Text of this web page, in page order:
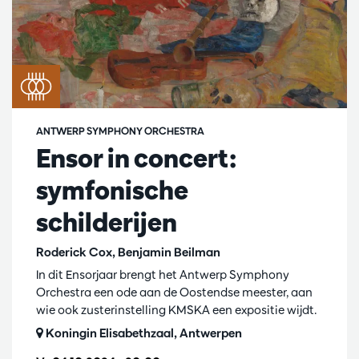
Ensor in concert:
symfonische
schilderijen
Roderick Cox, Benjamin Beilman
ANTWERP SYMPHONY ORCHESTRA
In dit Ensorjaar brengt het Antwerp Symphony
Orchestra een ode aan de Oostendse meester, aan
wie ook zusterinstelling KMSKA een expositie wijdt.
Koningin Elisabethzaal, Antwerpen